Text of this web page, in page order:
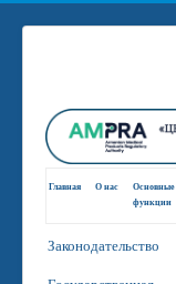
Главная О нас
Основные
функции
Законодательство